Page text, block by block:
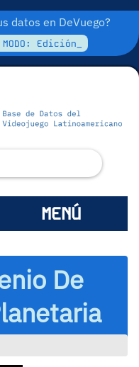
datos en DeVuego?
Edición_
MENÚ
De